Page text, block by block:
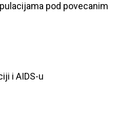
pod povecanim
i AIDS-u